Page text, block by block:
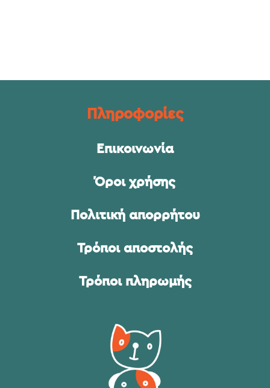
Πληροφορίες
Επικοινωνία
Όροι χρήσης
Πολιτική απορρήτου
Τρόποι αποστολής
Τρόποι πληρωμής